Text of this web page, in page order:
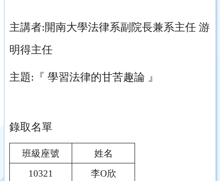
主講者:開南大學法律系副院長兼系主任 游
明得主任
主題:『 學習法律的甘苦趣論 』
錄取名單
班級座號
姓名
10321
李O欣